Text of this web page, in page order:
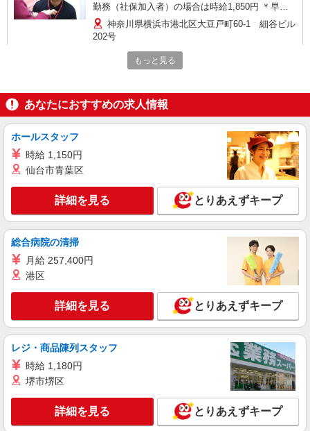
勤務（社保加入者）の場合は時給1,850円 ＊早朝
夜間（〜8:00、18:00〜）：時給2,250円〜 ＊日曜
祝日：時給2,100円〜 【実務者研修・初任者研修
（ヘルパー1級・2級）】 時給1,720円 ◎週20時間
以上勤務（社保加入者）の場合は時給1,770円 ＊
早朝夜間（〜8:00、18:00〜）：時給2,150円〜 ＊
が同時給 ◎キャンセル手当：職務時給の60％支給
神奈川県横浜市港北区大豆戸町60-1 細谷ビル
202号
正社員
そんぽの家S 新横浜篠原/2026ba1
【介護福祉士】 月給：280,800円 年収例：380
日祝手当（月平均2回分）、夜勤手当（月平均5回
分）等、毎月平均的に支払われる手当を含みま
す。 ※介護福祉士のみ、特別職務手当も含む ◎残
神奈川県横浜市港北区篠原町3083-1
キープ 詳細を見る
正社員
SOMPOケア ラヴィーレ綱島/5042aa1
【介護福祉士】 月給：295,300円 年収例：397
万円〜 【実務者研修】 月給：269,500円 年収例：
364万円〜 【初任者研修・無資格】 月給：
259,800円 年収例：351万円〜 ※職務手当、働き
がい向上手当、日祝手当（月平均2回分）、夜勤手
当（月平均5回分）等、毎月平均的に支払われる手
当を含みます。 ※介護福祉士のみ、特別職務手当
分〜） ◎賞与 基本給2.08ヶ月分/年支給
神奈川県横浜市港北区新吉田東8-16-33
キープ 詳細を見る
正社員
介護スタッフ
【介護福祉士】 月給：255,800円 年収例：350
もっと見る
あなたにおすすめの求人情報
ホールスタッフ
時給 1,150円
仙台市青葉区
詳細を見る とりあえずキープ
総合病院の清掃
月給 257,400円
港区
詳細を見る とりあえずキープ
レジ・商品陳列スタッフ
時給 1,180円
堺市堺区
詳細を見る とりあえずキープ